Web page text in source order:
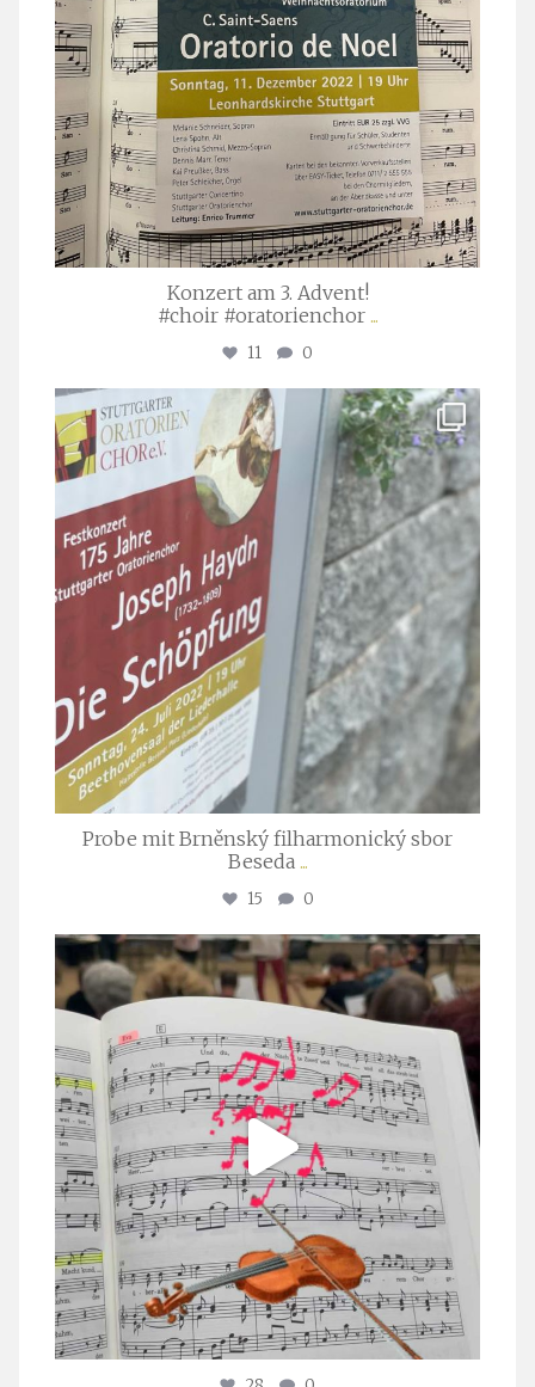
Konzert am 3. Advent!
#choir #oratorienchor ...
11 0
stuttgarter_oratorienchor
Juli 23
Probe mit Brněnský filharmonický sbor
Beseda ...
15 0
stuttgarter_oratorienchor
Juli 23